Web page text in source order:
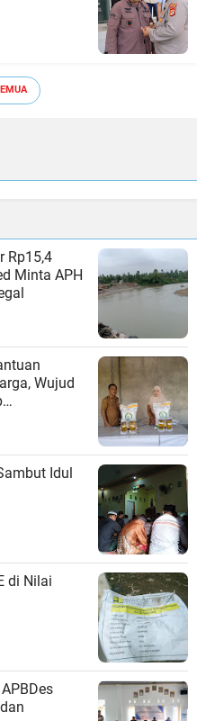
Rp15,4
Minta APH
Wujud
Idul
di Nilai